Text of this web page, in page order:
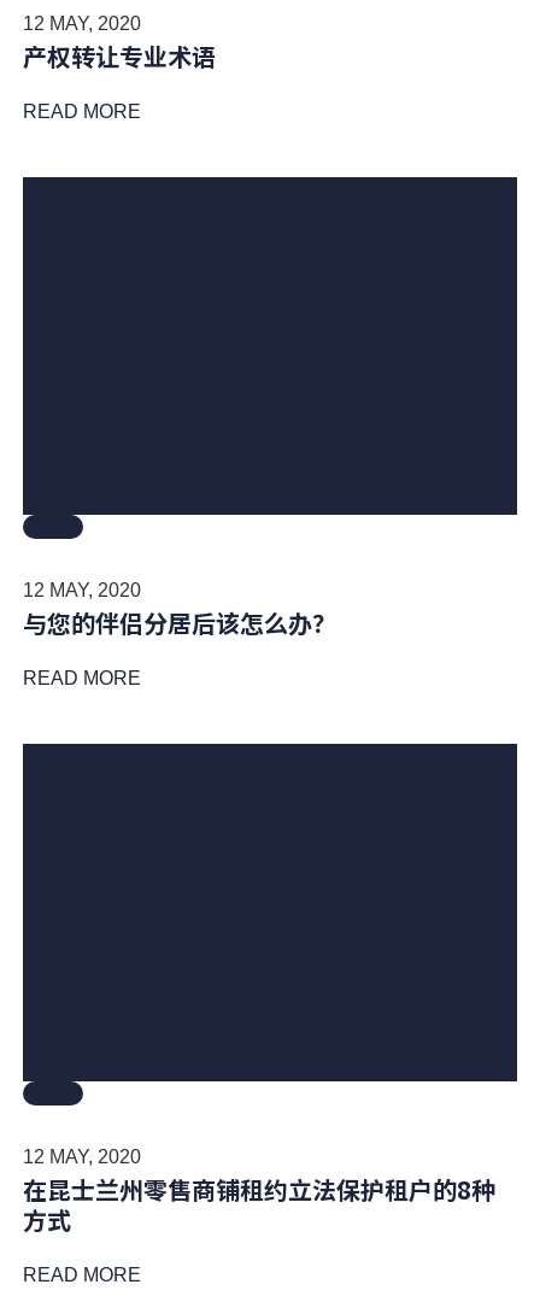
12 MAY, 2020
产权转让专业术语
READ MORE
12 MAY, 2020
与您的伴侣分居后该怎么办？
READ MORE
12 MAY, 2020
在昆士兰州零售商铺租约立法保护租户的8种
方式
READ MORE